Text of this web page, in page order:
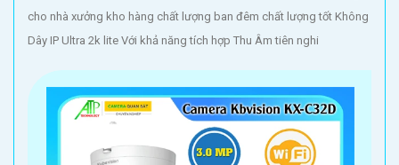
cho nhà xưởng kho hàng chất lượng ban đêm chất lượng tốt Không
Dây IP Ultra 2k lite Với khả năng tích hợp Thu Âm tiên nghi